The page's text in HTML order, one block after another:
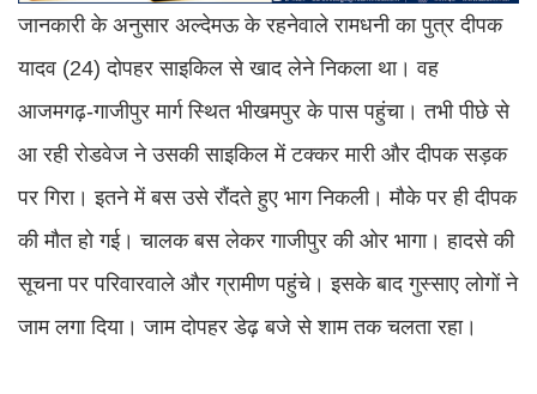
जानकारी के अनुसार अल्देमऊ के रहनेवाले रामधनी का पुत्र दीपक
यादव (24) दोपहर साइकिल से खाद लेने निकला था। वह
आजमगढ़-गाजीपुर मार्ग स्थित भीखमपुर के पास पहुंचा। तभी पीछे से
आ रही रोडवेज ने उसकी साइकिल में टक्कर मारी और दीपक सड़क
पर गिरा। इतने में बस उसे रौंदते हुए भाग निकली। मौके पर ही दीपक
की मौत हो गई। चालक बस लेकर गाजीपुर की ओर भागा। हादसे की
सूचना पर परिवारवाले और ग्रामीण पहुंचे। इसके बाद गुस्साए लोगों ने
जाम लगा दिया। जाम दोपहर डेढ़ बजे से शाम तक चलता रहा।